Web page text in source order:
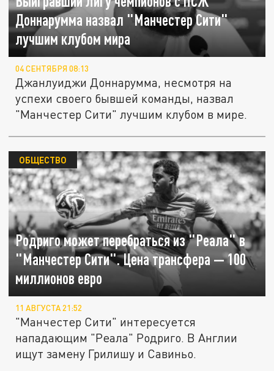
Доннарумма назвал "Манчестер Сити"
лучшим клубом мира
04 СЕНТЯБРЯ 08:13
Джанлуиджи Доннарумма, несмотря на
успехи своего бывшей команды, назвал
"Манчестер Сити" лучшим клубом в мире.
Родриго может перебраться из "Реала" в
"Манчестер Сити". Цена трансфера — 100
миллионов евро
ОБЩЕСТВО
11 АВГУСТА 21:52
"Манчестер Сити" интересуется
нападающим "Реала" Родриго. В Англии
ищут замену Грилишу и Савиньо.